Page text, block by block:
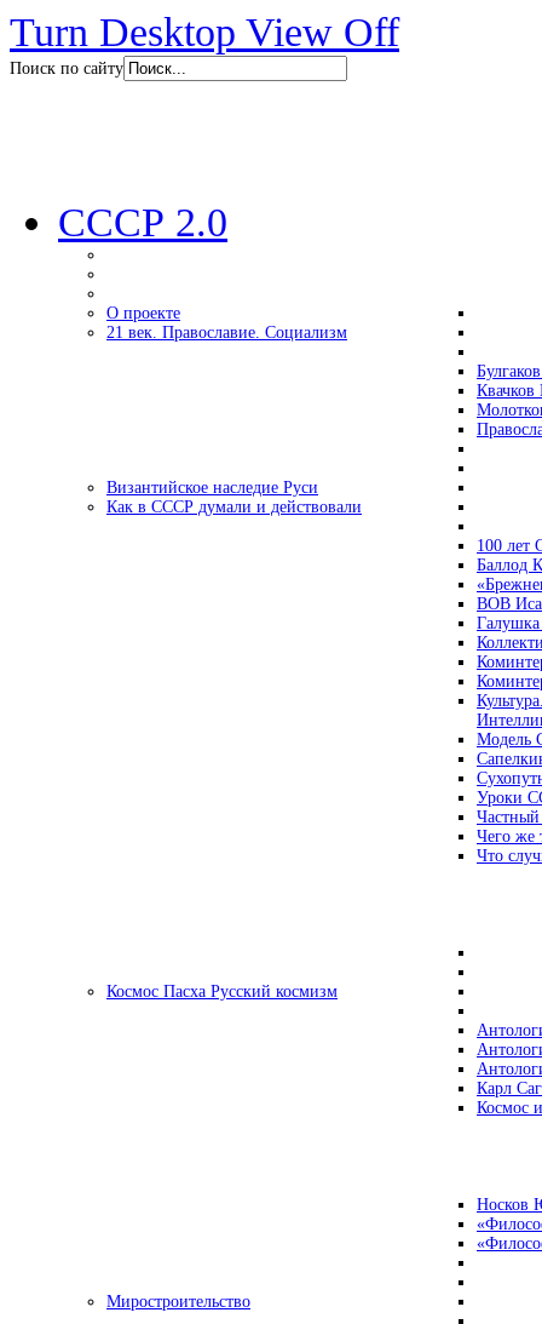
Turn Desktop View Off
Поиск по сайту
СССР 2.0
О проекте
21 век. Православие. Социализм
Византийское наследие Руси
Как в СССР думали и действовали
100 лет
Баллод
ВОВ
Модель
Уроки
Чего же
Что
Космос Пасха Русский космизм
Карл
Космос
Носков
Миростроительство